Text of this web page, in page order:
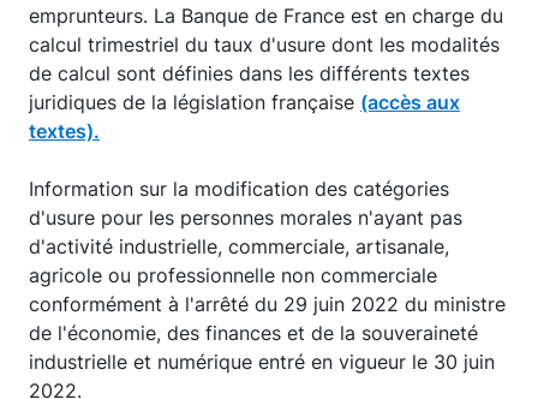
emprunteurs. La Banque de France est en charge du
calcul trimestriel du taux d'usure dont les modalités
de calcul sont définies dans les différents textes
juridiques de la législation française (accès aux
textes).
Information sur la modification des catégories
d'usure pour les personnes morales n'ayant pas
d'activité industrielle, commerciale, artisanale,
agricole ou professionnelle non commerciale
conformément à l'arrêté du 29 juin 2022 du ministre
de l'économie, des finances et de la souveraineté
industrielle et numérique entré en vigueur le 30 juin
2022.